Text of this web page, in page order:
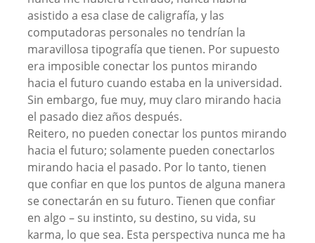
asistido a esa clase de caligrafía, y las
computadoras personales no tendrían la
maravillosa tipografía que tienen. Por supuesto
era imposible conectar los puntos mirando
hacia el futuro cuando estaba en la universidad.
Sin embargo, fue muy, muy claro mirando hacia
el pasado diez años después.
Reitero, no pueden conectar los puntos mirando
hacia el futuro; solamente pueden conectarlos
mirando hacia el pasado. Por lo tanto, tienen
que confiar en que los puntos de alguna manera
se conectarán en su futuro. Tienen que confiar
en algo – su instinto, su destino, su vida, su
karma, lo que sea. Esta perspectiva nunca me ha